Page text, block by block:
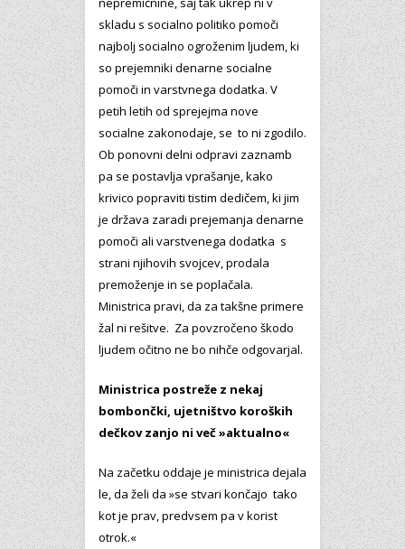
skladu s socialno politiko pomoči
najbolj socialno ogroženim ljudem, ki
so prejemniki denarne socialne
pomoči in varstvnega dodatka. V
petih letih od sprejejma nove
socialne zakonodaje, se to ni zgodilo.
Ob ponovni delni odpravi zaznamb
pa se postavlja vprašanje, kako
krivico popraviti tistim dedičem, ki jim
je država zaradi prejemanja denarne
pomoči ali varstvenega dodatka s
strani njihovih svojcev, prodala
premoženje in se poplačala.
Ministrica pravi, da za takšne primere
žal ni rešitve. Za povzročeno škodo
ljudem očitno ne bo nihče odgovarjal.
Ministrica postreže z nekaj
bombončki, ujetništvo koroških
dečkov zanjo ni več »aktualno«
Na začetku oddaje je ministrica dejala
le, da želi da »se stvari končajo tako
kot je prav, predvsem pa v korist
otrok.«